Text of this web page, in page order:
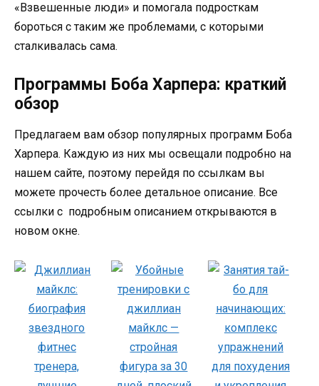
«Взвешенные люди» и помогала подросткам
бороться с таким же проблемами, с которыми
сталкивалась сама.
Программы Боба Харпера: краткий
обзор
Предлагаем вам обзор популярных программ Боба
Харпера. Каждую из них мы освещали подробно на
нашем сайте, поэтому перейдя по ссылкам вы
можете прочесть более детальное описание. Все
ссылки с подробным описанием открываются в
новом окне.